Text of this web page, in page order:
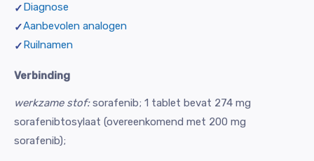
Diagnose
Aanbevolen analogen
Ruilnamen
Verbinding
werkzame stof:sorafenib; 1 tablet bevat 274 mg
sorafenibtosylaat (overeenkomend met 200 mg
sorafenib);